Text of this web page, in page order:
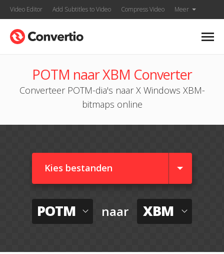
Video Editor Add Subtitles to Video Compress Video Meer
POTM naar XBM Converter
Converteer POTM-dia's naar X Windows XBM-
bitmaps online
Kies bestanden
POTM naar XBM